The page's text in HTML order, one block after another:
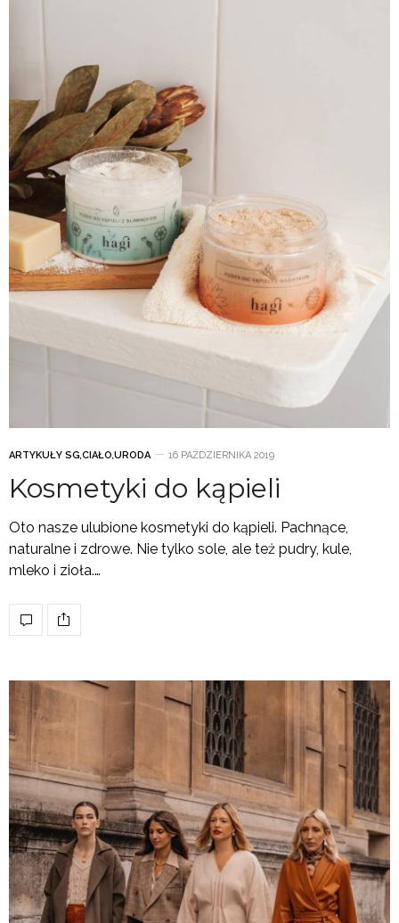
ARTYKUŁY SG,CIAŁO,URODA 16 PAŹDZIERNIKA 2019
Kosmetyki do kąpieli
Oto nasze ulubione kosmetyki do kąpieli. Pachnące,
naturalne i zdrowe. Nie tylko sole, ale też pudry, kule,
mleko i zioła.…